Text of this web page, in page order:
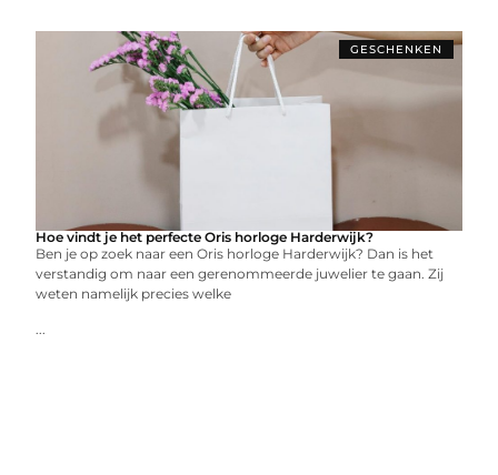
GESCHENKEN
Hoe vindt je het perfecte Oris horloge Harderwijk?
Ben je op zoek naar een Oris horloge Harderwijk? Dan is het
verstandig om naar een gerenommeerde juwelier te gaan. Zij
weten namelijk precies welke
...